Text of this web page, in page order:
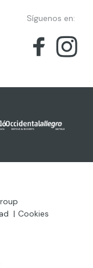
Síguenos en:
Cookies